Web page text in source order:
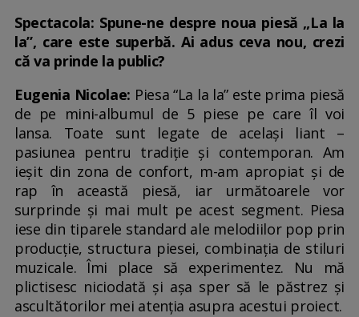
Spectacola: Spune-ne despre noua piesă „La la
la”, care este superbă. Ai adus ceva nou, crezi
că va prinde la public?
Eugenia Nicolae: Piesa “La la la” este prima piesă
de pe mini-albumul de 5 piese pe care îl voi
lansa. Toate sunt legate de același liant –
pasiunea pentru tradiție și contemporan. Am
ieșit din zona de confort, m-am apropiat și de
rap în această piesă, iar următoarele vor
surprinde și mai mult pe acest segment. Piesa
iese din tiparele standard ale melodiilor pop prin
producție, structura piesei, combinația de stiluri
muzicale. Îmi place să experimentez. Nu mă
plictisesc niciodată și așa sper să le păstrez și
ascultătorilor mei atenția asupra acestui proiect.